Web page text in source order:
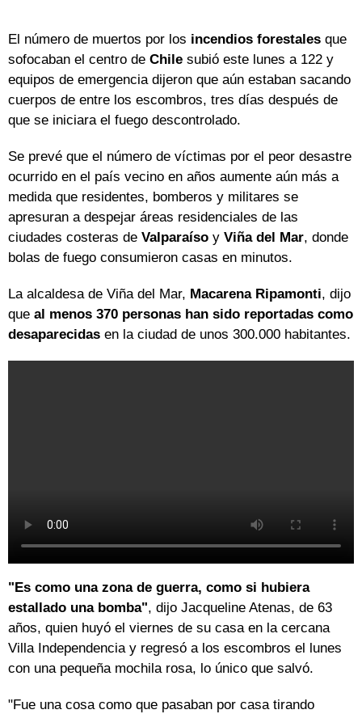
El número de muertos por los incendios forestales que
sofocaban el centro de Chile subió este lunes a 122 y
equipos de emergencia dijeron que aún estaban sacando
cuerpos de entre los escombros, tres días después de
que se iniciara el fuego descontrolado.
Se prevé que el número de víctimas por el peor desastre
ocurrido en el país vecino en años aumente aún más a
medida que residentes, bomberos y militares se
apresuran a despejar áreas residenciales de las
ciudades costeras de Valparaíso y Viña del Mar, donde
bolas de fuego consumieron casas en minutos.
La alcaldesa de Viña del Mar, Macarena Ripamonti, dijo
que al menos 370 personas han sido reportadas como
desaparecidas en la ciudad de unos 300.000 habitantes.
"Es como una zona de guerra, como si hubiera
estallado una bomba", dijo Jacqueline Atenas, de 63
años, quien huyó el viernes de su casa en la cercana
Villa Independencia y regresó a los escombros el lunes
con una pequeña mochila rosa, lo único que salvó.
"Fue una cosa como que pasaban por casa tirando